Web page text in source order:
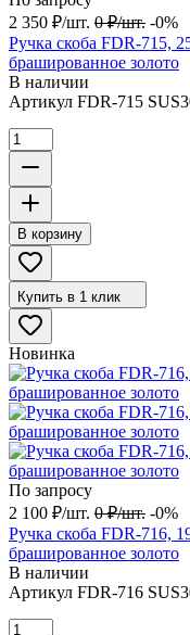
2 350 ₽/шт. 0 ₽/шт. -0%
Ручка скоба FDR-715,
брашированное золото
В наличии
Артикул FDR-715
В корзину
Купить в 1 клик
Новинка
По запросу
2 100 ₽/шт. 0 ₽/шт. -0%
Ручка скоба FDR-716,
брашированное золото
В наличии
Артикул FDR-716